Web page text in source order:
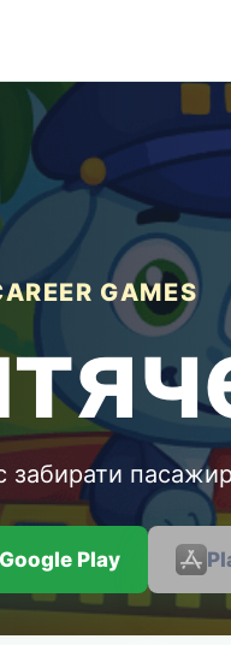
GAMES
забирати
Play